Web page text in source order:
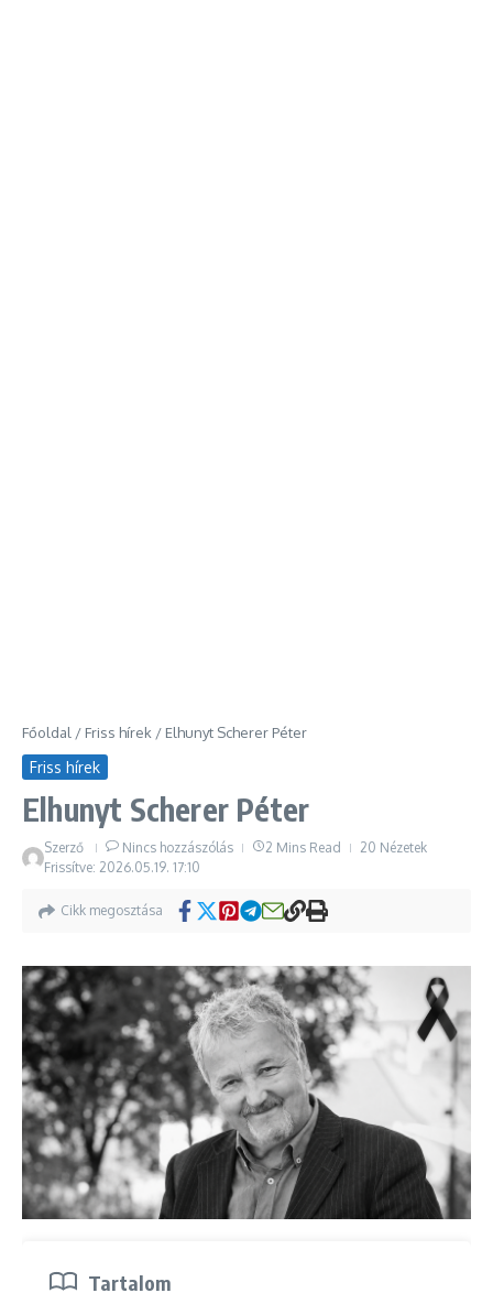
Főoldal / Friss hírek / Elhunyt Scherer Péter
Friss hírek
Elhunyt Scherer Péter
Szerző Nincs hozzászólás 2 Mins Read
20 Nézetek
Frissítve: 2026.05.19. 17:10
Cikk megosztása
Tartalom